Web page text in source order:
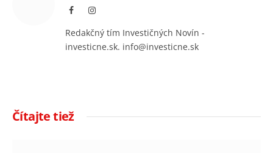
FacebookInstagram
Redakčný tím Investičných Novín -
investicne.sk. info@investicne.sk
Čítajte tiež